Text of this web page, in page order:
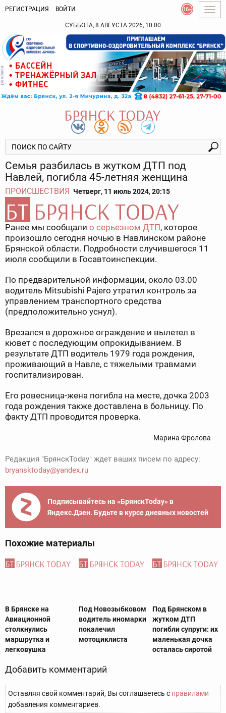
РЕГИСТРАЦИЯ ВОЙТИ
СУББОТА, 8 АВГУСТА 2026, 10:00
Семья разбилась в жутком ДТП под
Навлей, погибла 45-летняя женщина
ПРОИСШЕСТВИЯ Четверг, 11 июль 2024, 20:15
Ранее мы сообщали о серьезном ДТП, которое
произошло сегодня ночью в Навлинском районе
Брянской области. Подробности случившегося 11
июля сообщили в Госавтоинспекции.
По предварительной информации, около 03.00
водитель Mitsubishi Pajero утратил контроль за
управлением транспортного средства
(предположительно уснул).
Врезался в дорожное ограждение и вылетел в
кювет с последующим опрокидыванием. В
результате ДТП водитель 1979 года рождения,
проживающий в Навле, с тяжелыми травмами
госпитализирован.
Его ровесница-жена погибла на месте, дочка 2003
года рождения также доставлена в больницу. По
факту ДТП проводится проверка.
Марина Фролова
Редакция "БрянскToday" ждет ваших писем по адресу:
bryansktoday@yandex.ru
Подписывайтесь на «БрянскToday» в
Яндекс.Дзен. Будьте в курсе дневных новостей
Похожие материалы
В Брянске на
Авиационной
столкнулись
маршрутка и
легковушка
Под Новозыбковом
водитель иномарки
покалечил
мотоциклиста
Под Брянском в
жутком ДТП
погибли супруги: их
маленькая дочка
осталась сиротой
Добавить комментарий
Оставляя свой комментарий, Вы соглашаетесь с правилами
добавления комментариев.